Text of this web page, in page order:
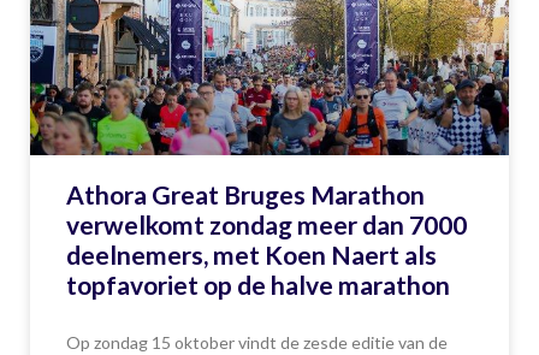
Athora Great Bruges Marathon
verwelkomt zondag meer dan 7000
deelnemers, met Koen Naert als
topfavoriet op de halve marathon
Op zondag 15 oktober vindt de zesde editie van de